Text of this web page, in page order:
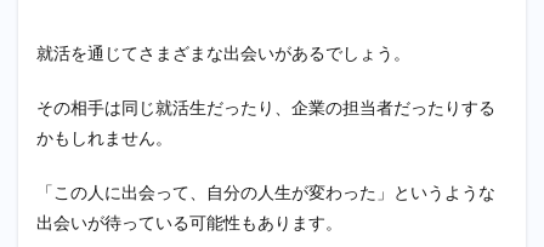
就活を通じてさまざまな出会いがあるでしょう。
その相手は同じ就活生だったり、企業の担当者だったりする
かもしれません。
「この人に出会って、自分の人生が変わった」というような
出会いが待っている可能性もあります。